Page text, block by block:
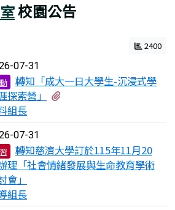
校園公告
2400
07-31
轉知「成大一日大學生-沉浸式學
探索營」
組長
07-31
轉知慈濟大學訂於115年11月20
理「社會情緒發展與生命教育學術
會」
組長